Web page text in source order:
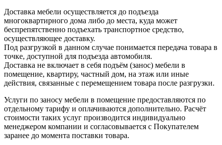
Доставка мебели осуществляется до подъезда
многоквартирного дома либо до места, куда может
беспрепятственно подъехать транспортное средство,
осуществляющее доставку.
Под разгрузкой в данном случае понимается передача товара в
точке, доступной для подъезда автомобиля.
Доставка не включает в себя подъём (занос) мебели в
помещение, квартиру, частный дом, на этаж или иные
действия, связанные с перемещением товара после разгрузки.
Услуги по заносу мебели в помещение предоставляются по
отдельному тарифу и оплачиваются дополнительно. Расчёт
стоимости таких услуг производится индивидуально
менеджером компании и согласовывается с Покупателем
заранее до момента поставки товара.